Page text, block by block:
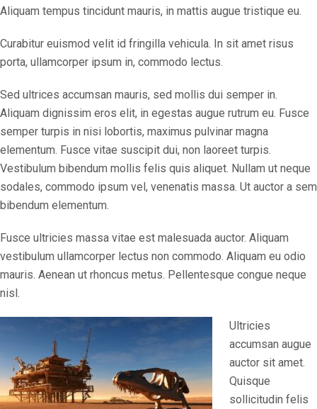
Aliquam tempus tincidunt mauris, in mattis augue tristique eu.
Curabitur euismod velit id fringilla vehicula. In sit amet risus
porta, ullamcorper ipsum in, commodo lectus.
Sed ultrices accumsan mauris, sed mollis dui semper in.
Aliquam dignissim eros elit, in egestas augue rutrum eu. Fusce
semper turpis in nisi lobortis, maximus pulvinar magna
elementum. Fusce vitae suscipit dui, non laoreet turpis.
Vestibulum bibendum mollis felis quis aliquet. Nullam ut neque
sodales, commodo ipsum vel, venenatis massa. Ut auctor a sem
bibendum elementum.
Fusce ultricies massa vitae est malesuada auctor. Aliquam
vestibulum ullamcorper lectus non commodo. Aliquam eu odio
mauris. Aenean ut rhoncus metus. Pellentesque congue neque
nisl.
Ultricies
accumsan augue
auctor sit amet.
Quisque
sollicitudin felis